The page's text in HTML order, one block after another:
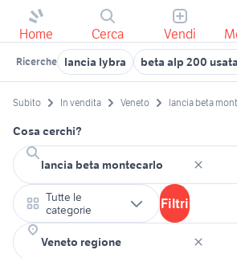
Home Cerca Vendi
Ricerche lancia lybra beta alp 200
Subito In vendita Veneto lancia beta
Cosa cerchi?
Tutte le
categorie
Filtri